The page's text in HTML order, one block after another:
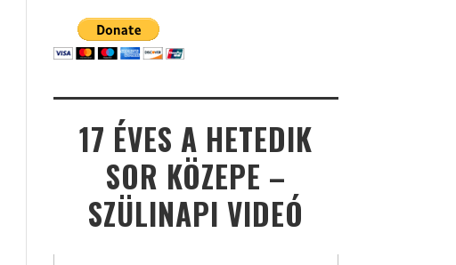
17 ÉVES A HETEDIK
SOR KÖZEPE –
SZÜLINAPI VIDEÓ